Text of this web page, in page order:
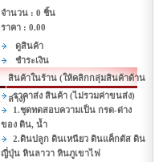
จำนวน : 0 ชิ้น
ราคา : 0.00
ดูสินค้า
ชำระเงิน
สินค้าในร้าน (ให้คลิกกลุ่มสินค้าด้าน
ล่าง)
ราคาส่ง สินค้า (ไม่รวมค่าขนส่ง)
1.ชุดทดสอบความเป็น กรด-ด่าง
ของ ดิน, น้ำ
2.ดินปลูก ดินเหนียว ดินแค็กตัส ดิน
ญี่ปุ่น หินลาวา หินภูเขาไฟ